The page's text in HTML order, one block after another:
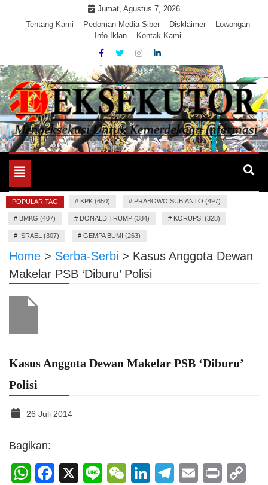
Jumat, Agustus 7, 2026
Tentang Kami
Pedoman Media Siber Disklaimer
Lowongan
Info Iklan
Kontak Kami
EKSEKUTOR
Mengeksekusi Berita Untuk Kemerdekaan dan Keadilan
Toggle
navigation
POPULAR TAG # KPK (650) # PRABOWO SUBIANTO (497)
# BMKG (407) # DONALD TRUMP (384) # KORUPSI (328)
# ISRAEL (307) # GEMPA BUMI (263)
Home > Serba-Serbi > Kasus Anggota Dewan
Makelar PSB ‘Diburu’ Polisi
Kasus Anggota Dewan Makelar PSB ‘Diburu’
Polisi
26 Juli 2014
Bagikan:
WhatsApp
Facebook
X LineWeChat
LinkedIn
Telegram
Email
Print